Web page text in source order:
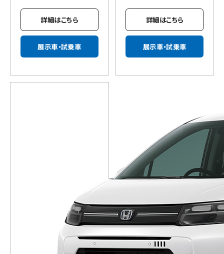
詳細はこちら
展示車・試乗車
詳細はこちら
展示車・試乗車